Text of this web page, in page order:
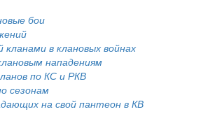
бои
в клановых войнах
нападениям
по КС и РКВ
сезонам
на свой пантеон в КВ